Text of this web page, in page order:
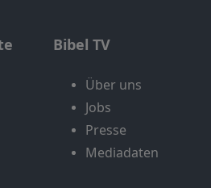
Bibel TV
Über uns
Jobs
Presse
Mediadaten